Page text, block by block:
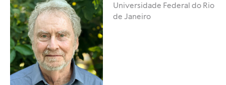
Universidade Federal do Rio
de Janeiro